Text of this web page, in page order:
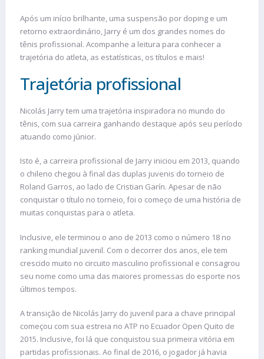
Após um início brilhante, uma suspensão por doping e um
retorno extraordinário, Jarry é um dos grandes nomes do
tênis profissional. Acompanhe a leitura para conhecer a
trajetória do atleta, as estatísticas, os títulos e mais!
Trajetória profissional
Nicolás Jarry tem uma trajetória inspiradora no mundo do
tênis, com sua carreira ganhando destaque após seu período
atuando como júnior.
Isto é, a carreira profissional de Jarry iniciou em 2013, quando
o chileno chegou à final das duplas juvenis do torneio de
Roland Garros, ao lado de Cristian Garín. Apesar de não
conquistar o título no torneio, foi o começo de uma história de
muitas conquistas para o atleta.
Inclusive, ele terminou o ano de 2013 como o número 18 no
ranking mundial juvenil. Com o decorrer dos anos, ele tem
crescido muito no circuito masculino profissional e consagrou
seu nome como uma das maiores promessas do esporte nos
últimos tempos.
A transição de Nicolás Jarry do juvenil para a chave principal
começou com sua estreia no ATP no Ecuador Open Quito de
2015. Inclusive, foi lá que conquistou sua primeira vitória em
partidas profissionais. Ao final de 2016, o jogador já havia